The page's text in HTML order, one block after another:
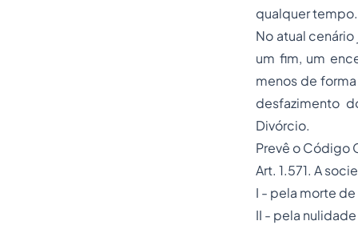
qualquer tempo.
No atual
um fim, um
menos de
desfazimento
Divórcio.
Prevê o Código
Art. 1.571. A
I - pela morte
II - pela